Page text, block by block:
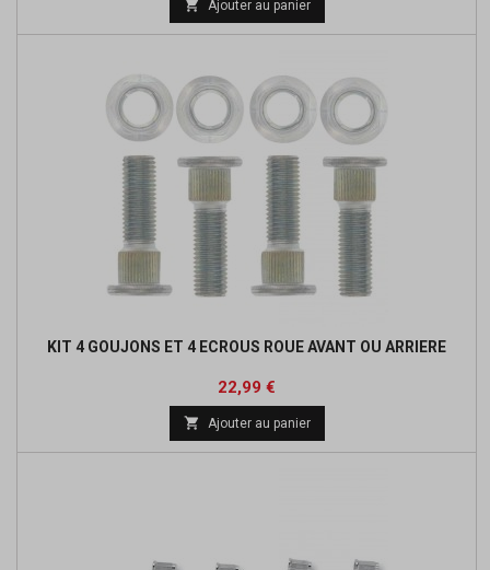
base
 Ajouter au panier
KIT 4 GOUJONS ET 4 ECROUS ROUE AVANT OU ARRIERE
Prix
22,99 €
base
 Ajouter au panier